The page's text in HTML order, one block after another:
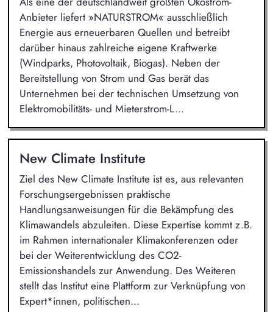
Anbieter liefert »NATURSTROM« ausschließlich
Energie aus erneuerbaren Quellen und betreibt
darüber hinaus zahlreiche eigene Kraftwerke
(Windparks, Photovoltaik, Biogas). Neben der
Bereitstellung von Strom und Gas berät das
Unternehmen bei der technischen Umsetzung von
Elektromobilitäts- und Mieterstrom-L...
New Climate Institute
Ziel des New Climate Institute ist es, aus relevanten
Forschungsergebnissen praktische
Handlungsanweisungen für die Bekämpfung des
Klimawandels abzuleiten. Diese Expertise kommt z.B.
im Rahmen internationaler Klimakonferenzen oder
bei der Weiterentwicklung des CO2-
Emissionshandels zur Anwendung. Des Weiteren
stellt das Institut eine Plattform zur Verknüpfung von
Expert*innen, politischen...